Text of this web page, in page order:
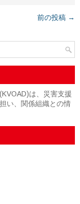
前の投稿 →
は、災害支援
い、関係組織との情